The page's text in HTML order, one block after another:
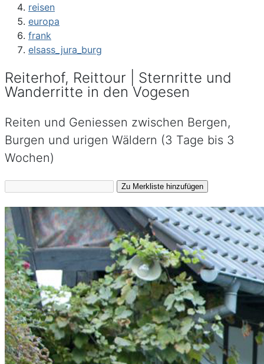
reisen
europa
frank
elsass_jura_burg
Reiterhof, Reittour | Sternritte und
Wanderritte in den Vogesen
Reiten und Geniessen zwischen Bergen,
Burgen und urigen Wäldern (3 Tage bis 3
Wochen)